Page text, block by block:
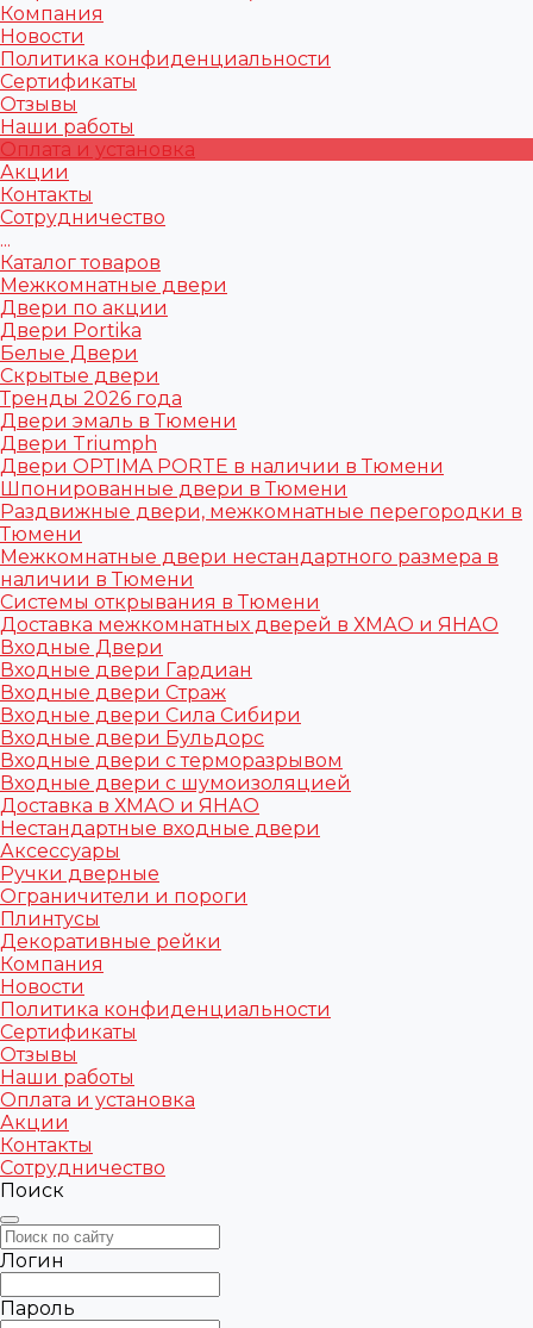
Компания
Новости
Политика конфиденциальности
Сертификаты
Отзывы
Наши работы
Оплата и установка
Акции
Контакты
Сотрудничество
...
Каталог товаров
Межкомнатные двери
Двери по акции
Двери Portika
Белые Двери
Скрытые двери
Тренды 2026 года
Двери эмаль в Тюмени
Двери Triumph
Двери OPTIMA PORTE в наличии в Тюмени
Шпонированные двери в Тюмени
Раздвижные двери, межкомнатные перегородки в
Тюмени
Межкомнатные двери нестандартного размера в
наличии в Тюмени
Системы открывания в Тюмени
Доставка межкомнатных дверей в ХМАО и ЯНАО
Входные Двери
Входные двери Гардиан
Входные двери Страж
Входные двери Сила Сибири
Входные двери Бульдорс
Входные двери с терморазрывом
Входные двери с шумоизоляцией
Доставка в ХМАО и ЯНАО
Нестандартные входные двери
Аксессуары
Ручки дверные
Ограничители и пороги
Плинтусы
Декоративные рейки
Компания
Новости
Политика конфиденциальности
Сертификаты
Отзывы
Наши работы
Оплата и установка
Акции
Контакты
Сотрудничество
Поиск
Логин
Пароль